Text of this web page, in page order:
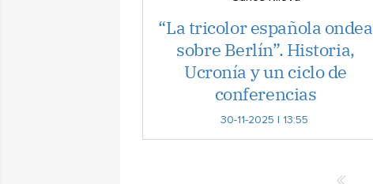
“La tricolor española ondea
sobre Berlín”. Historia,
Ucronía y un ciclo de
conferencias
30-11-2025 | 13:55